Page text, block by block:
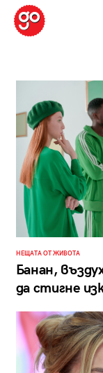
НЕЩАТА ОТ ЖИВОТА
Банан,
да стигне